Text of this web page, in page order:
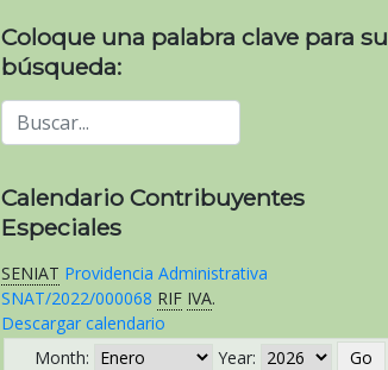
Coloque una palabra clave para su
búsqueda:
Calendario Contribuyentes
Especiales
SENIAT Providencia Administrativa
SNAT/2022/000068 RIF IVA.
Descargar calendario
Month:
Year: